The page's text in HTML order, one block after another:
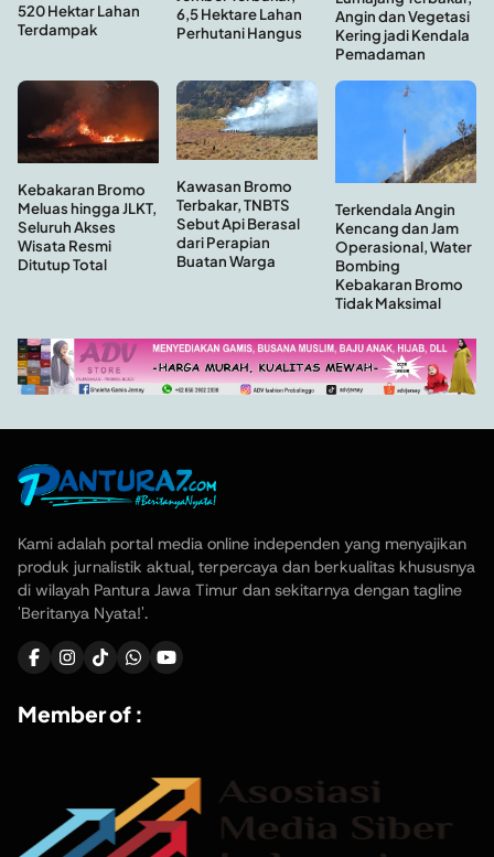
520 Hektar Lahan
Terdampak
6,5 Hektare Lahan
Perhutani Hangus
Angin dan Vegetasi
Kering jadi Kendala
Pemadaman
Kebakaran Bromo
Meluas hingga JLKT,
Seluruh Akses
Wisata Resmi
Ditutup Total
Kawasan Bromo
Terbakar, TNBTS
Sebut Api Berasal
dari Perapian
Buatan Warga
Terkendala Angin
Kencang dan Jam
Operasional, Water
Bombing
Kebakaran Bromo
Tidak Maksimal
Kami adalah portal media online independen yang menyajikan
produk jurnalistik aktual, terpercaya dan berkualitas khususnya
di wilayah Pantura Jawa Timur dan sekitarnya dengan tagline
'Beritanya Nyata!'.
Member of :